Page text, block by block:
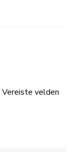
Vereiste velden